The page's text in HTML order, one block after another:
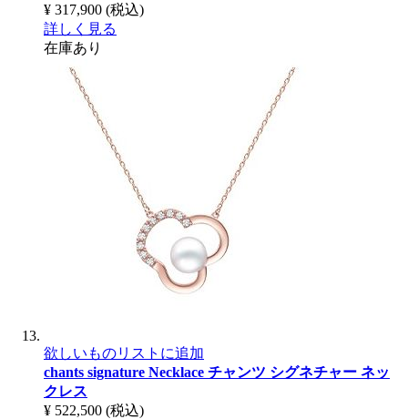
¥ 317,900 (税込)
詳しく見る
在庫あり
欲しいものリストに追加
chants signature Necklace チャンツ シグネチャー ネッ
クレス
¥ 522,500 (税込)